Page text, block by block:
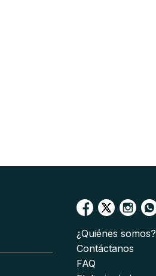
¿Quiénes somos?
Contáctanos
FAQ